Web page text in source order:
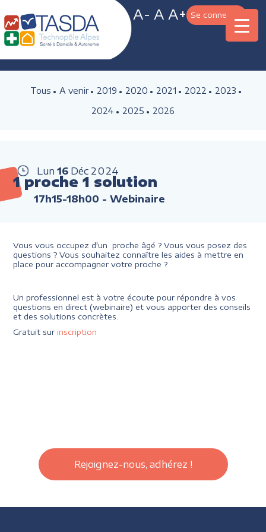
A- A A+ Se connecter
Tous A venir 2019 2020 2021 2022
2023
2024
2025 2026
Lun 16 Déc 2024
1 proche 1 solution
17h15-18h00 - Webinaire
Vous vous occupez d'un proche âgé ? Vous vous posez des
questions ? Vous souhaitez connaître les aides à mettre en
place pour accompagner votre proche ?
Un professionnel est à votre écoute pour répondre à vos
questions en direct (webinaire) et vous apporter des conseils
et des solutions concrètes.
Gratuit sur inscription
Rejoignez-nous, adhérez !